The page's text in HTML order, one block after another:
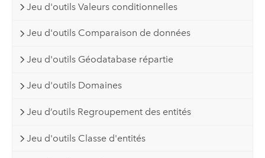
Jeu d'outils Valeurs conditionnelles
Jeu d'outils Comparaison de données
Jeu d'outils Géodatabase répartie
Jeu d'outils Domaines
Jeu d’outils Regroupement des entités
Jeu d'outils Classe d'entités